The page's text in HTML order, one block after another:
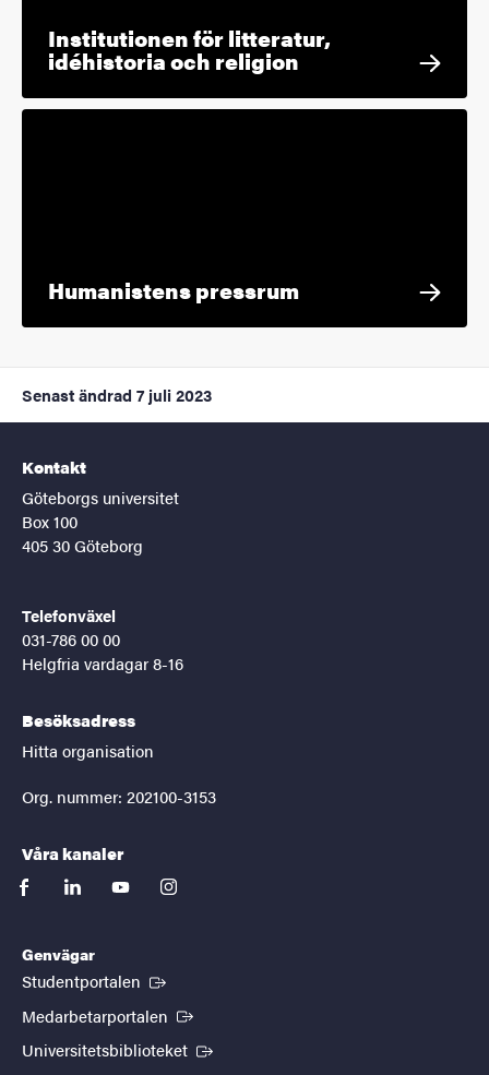
Institutionen för litteratur,
idéhistoria och religion
Humanistens pressrum
Senast ändrad 7 juli 2023
Kontakt
Göteborgs universitet
Box 100
405 30 Göteborg
Telefonväxel
031-786 00 00
Helgfria vardagar 8-16
Besöksadress
Hitta organisation
Org. nummer: 202100-3153
Våra kanaler
facebooklinkedinyoutubeinstagram
Genvägar
Studentportalen (Extern länk)
Medarbetarportalen (Extern länk)
Universitetsbiblioteket (Extern länk)